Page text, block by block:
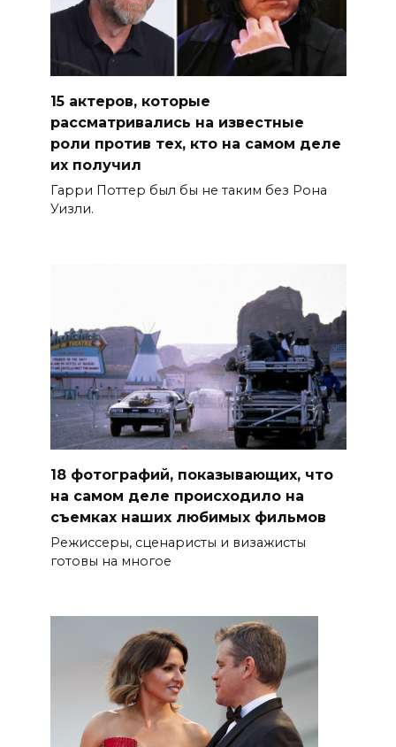
15 актеров, которые
рассматривались на известные
роли против тех, кто на самом деле
их получил
Гарри Поттер был бы не таким без Рона
Уизли.
18 фотографий, показывающих, что
на самом деле происходило на
съемках наших любимых фильмов
Режиссеры, сценаристы и визажисты
готовы на многое